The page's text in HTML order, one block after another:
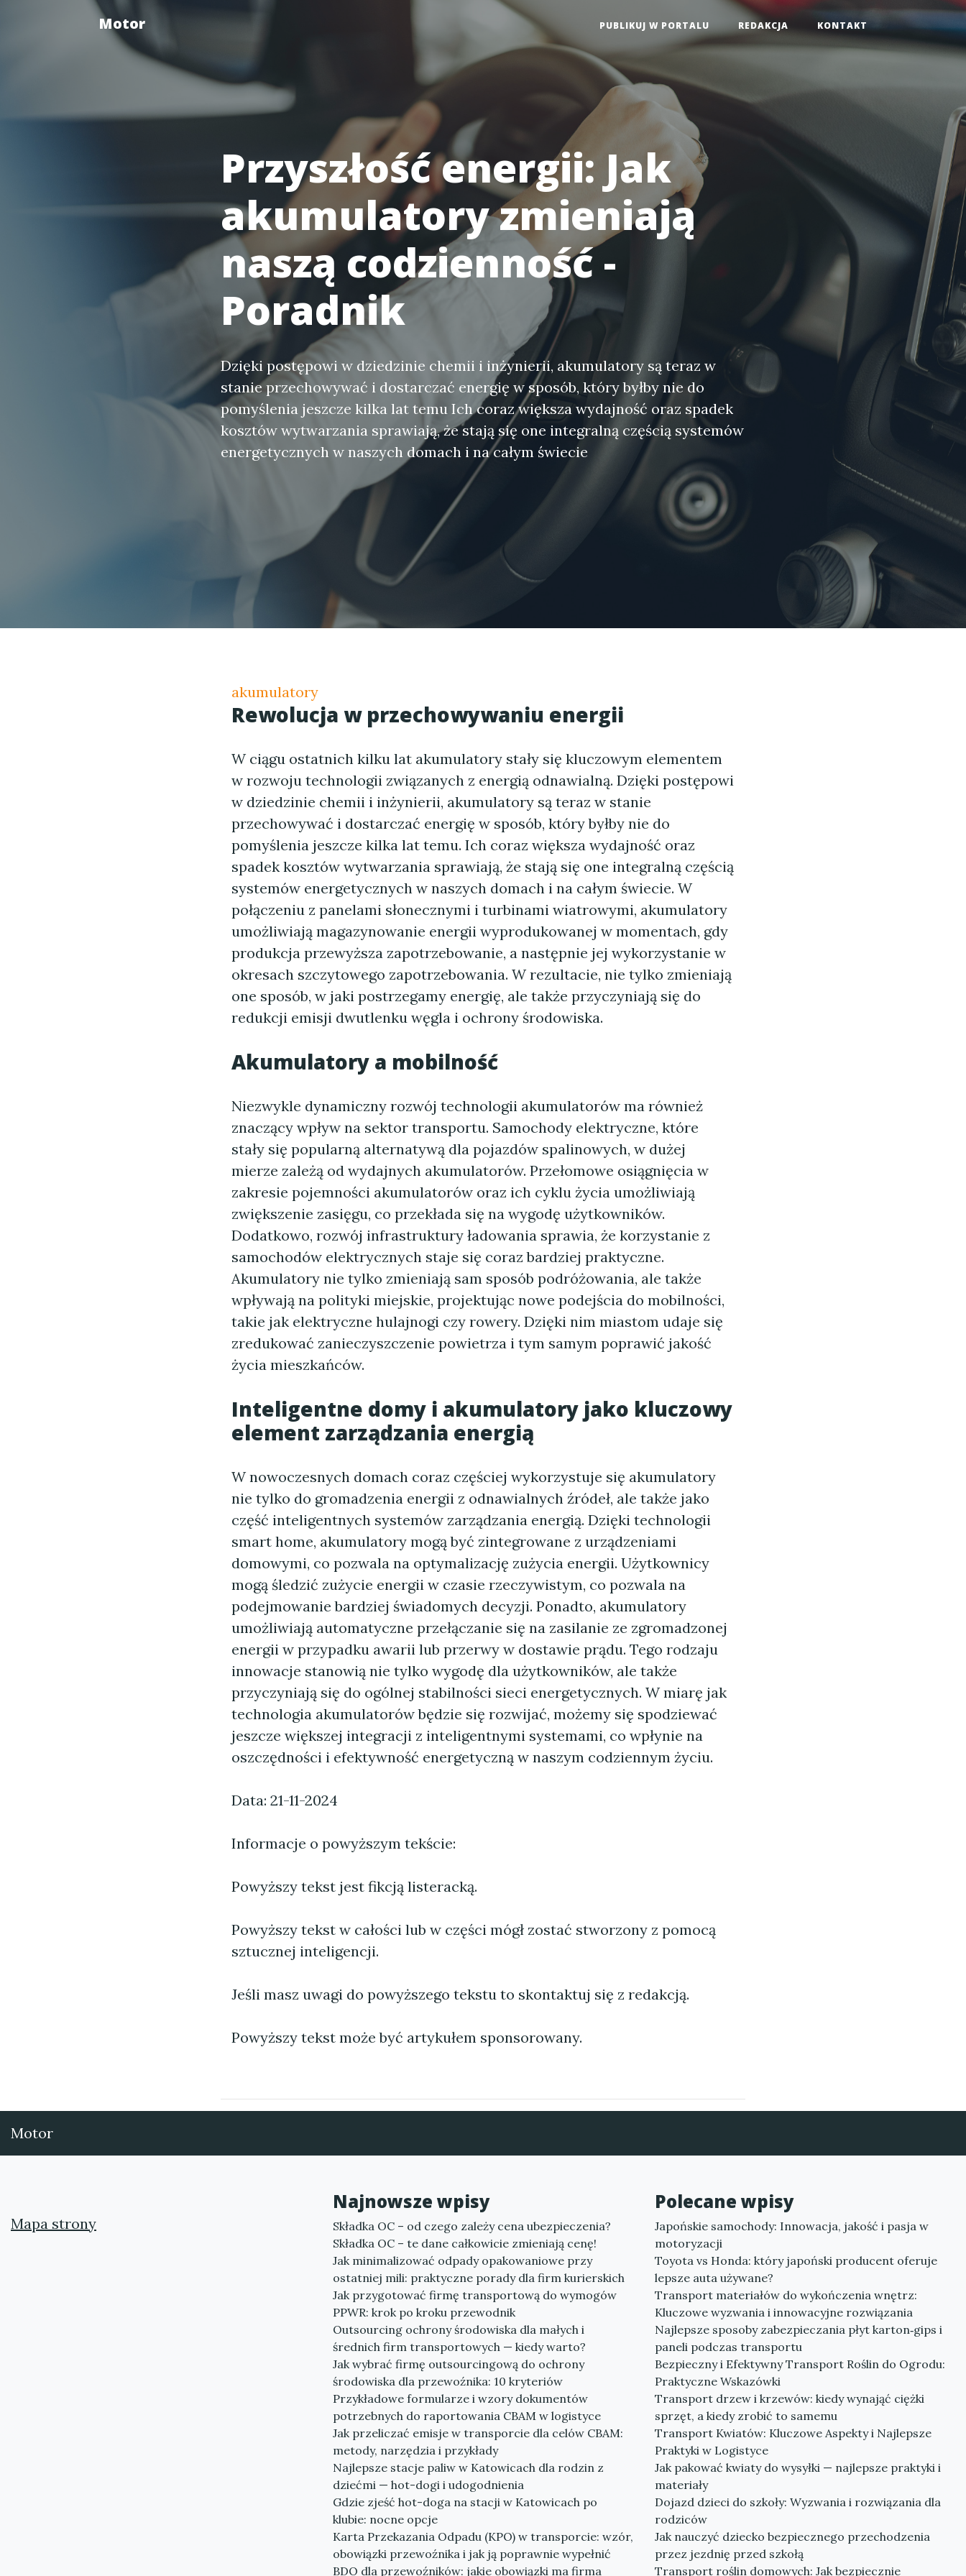
Motor PUBLIKUJ W PORTALU REDAKCJA KONTAKT
Przyszłość energii: Jak
akumulatory zmieniają
naszą codzienność -
Poradnik
Dzięki postępowi w dziedzinie chemii i inżynierii, akumulatory są teraz w
stanie przechowywać i dostarczać energię w sposób, który byłby nie do
pomyślenia jeszcze kilka lat temu Ich coraz większa wydajność oraz spadek
kosztów wytwarzania sprawiają, że stają się one integralną częścią systemów
energetycznych w naszych domach i na całym świecie
akumulatory
Rewolucja w przechowywaniu energii
W ciągu ostatnich kilku lat akumulatory stały się kluczowym elementem
w rozwoju technologii związanych z energią odnawialną. Dzięki postępowi
w dziedzinie chemii i inżynierii, akumulatory są teraz w stanie
przechowywać i dostarczać energię w sposób, który byłby nie do
pomyślenia jeszcze kilka lat temu. Ich coraz większa wydajność oraz
spadek kosztów wytwarzania sprawiają, że stają się one integralną częścią
systemów energetycznych w naszych domach i na całym świecie. W
połączeniu z panelami słonecznymi i turbinami wiatrowymi, akumulatory
umożliwiają magazynowanie energii wyprodukowanej w momentach, gdy
produkcja przewyższa zapotrzebowanie, a następnie jej wykorzystanie w
okresach szczytowego zapotrzebowania. W rezultacie, nie tylko zmieniają
one sposób, w jaki postrzegamy energię, ale także przyczyniają się do
redukcji emisji dwutlenku węgla i ochrony środowiska.
Akumulatory a mobilność
Niezwykle dynamiczny rozwój technologii akumulatorów ma również
znaczący wpływ na sektor transportu. Samochody elektryczne, które
stały się popularną alternatywą dla pojazdów spalinowych, w dużej
mierze zależą od wydajnych akumulatorów. Przełomowe osiągnięcia w
zakresie pojemności akumulatorów oraz ich cyklu życia umożliwiają
zwiększenie zasięgu, co przekłada się na wygodę użytkowników.
Dodatkowo, rozwój infrastruktury ładowania sprawia, że korzystanie z
samochodów elektrycznych staje się coraz bardziej praktyczne.
Akumulatory nie tylko zmieniają sam sposób podróżowania, ale także
wpływają na polityki miejskie, projektując nowe podejścia do mobilności,
takie jak elektryczne hulajnogi czy rowery. Dzięki nim miastom udaje się
zredukować zanieczyszczenie powietrza i tym samym poprawić jakość
życia mieszkańców.
Inteligentne domy i akumulatory jako kluczowy
element zarządzania energią
W nowoczesnych domach coraz częściej wykorzystuje się akumulatory
nie tylko do gromadzenia energii z odnawialnych źródeł, ale także jako
część inteligentnych systemów zarządzania energią. Dzięki technologii
smart home, akumulatory mogą być zintegrowane z urządzeniami
domowymi, co pozwala na optymalizację zużycia energii. Użytkownicy
mogą śledzić zużycie energii w czasie rzeczywistym, co pozwala na
podejmowanie bardziej świadomych decyzji. Ponadto, akumulatory
umożliwiają automatyczne przełączanie się na zasilanie ze zgromadzonej
energii w przypadku awarii lub przerwy w dostawie prądu. Tego rodzaju
innowacje stanowią nie tylko wygodę dla użytkowników, ale także
przyczyniają się do ogólnej stabilności sieci energetycznych. W miarę jak
technologia akumulatorów będzie się rozwijać, możemy się spodziewać
jeszcze większej integracji z inteligentnymi systemami, co wpłynie na
oszczędności i efektywność energetyczną w naszym codziennym życiu.
Data: 21-11-2024
Informacje o powyższym tekście:
Powyższy tekst jest fikcją listeracką.
Powyższy tekst w całości lub w części mógł zostać stworzony z pomocą
sztucznej inteligencji.
Jeśli masz uwagi do powyższego tekstu to skontaktuj się z redakcją.
Powyższy tekst może być artykułem sponsorowany.
Motor
Mapa strony
Najnowsze wpisy
Składka OC – od czego zależy cena ubezpieczenia?
Składka OC – te dane całkowicie zmieniają cenę!
Jak minimalizować odpady opakowaniowe przy
ostatniej mili: praktyczne porady dla firm kurierskich
Jak przygotować firmę transportową do wymogów
PPWR: krok po kroku przewodnik
Outsourcing ochrony środowiska dla małych i
średnich firm transportowych — kiedy warto?
Jak wybrać firmę outsourcingową do ochrony
środowiska dla przewoźnika: 10 kryteriów
Przykładowe formularze i wzory dokumentów
potrzebnych do raportowania CBAM w logistyce
Jak przeliczać emisje w transporcie dla celów CBAM:
metody, narzędzia i przykłady
Najlepsze stacje paliw w Katowicach dla rodzin z
dziećmi — hot-dogi i udogodnienia
Gdzie zjeść hot-doga na stacji w Katowicach po
klubie: nocne opcje
Karta Przekazania Odpadu (KPO) w transporcie: wzór,
obowiązki przewoźnika i jak ją poprawnie wypełnić
BDO dla przewoźników: jakie obowiązki ma firma
Polecane wpisy
Japońskie samochody: Innowacja, jakość i pasja w
motoryzacji
Toyota vs Honda: który japoński producent oferuje
lepsze auta używane?
Transport materiałów do wykończenia wnętrz:
Kluczowe wyzwania i innowacyjne rozwiązania
Najlepsze sposoby zabezpieczania płyt karton‑gips i
paneli podczas transportu
Bezpieczny i Efektywny Transport Roślin do Ogrodu:
Praktyczne Wskazówki
Transport drzew i krzewów: kiedy wynająć ciężki
sprzęt, a kiedy zrobić to samemu
Transport Kwiatów: Kluczowe Aspekty i Najlepsze
Praktyki w Logistyce
Jak pakować kwiaty do wysyłki — najlepsze praktyki i
materiały
Dojazd dzieci do szkoły: Wyzwania i rozwiązania dla
rodziców
Jak nauczyć dziecko bezpiecznego przechodzenia
przez jezdnię przed szkołą
Transport roślin domowych: Jak bezpiecznie